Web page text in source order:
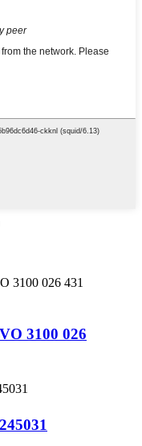
3100 026